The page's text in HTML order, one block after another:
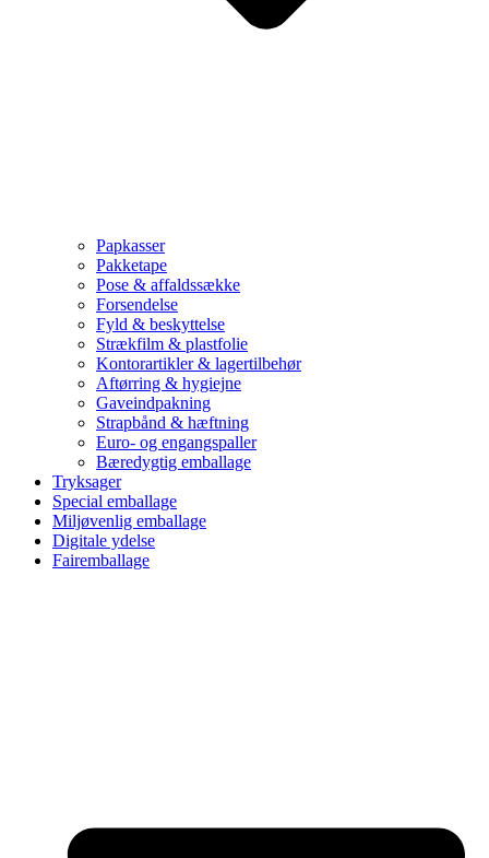
Papkasser
Pakketape
Pose & affaldssække
Forsendelse
Fyld & beskyttelse
Strækfilm & plastfolie
Kontorartikler & lagertilbehør
Aftørring & hygiejne
Gaveindpakning
Strapbånd & hæftning
Euro- og engangspaller
Bæredygtig emballage
Tryksager
Special emballage
Miljøvenlig emballage
Digitale ydelse
Fairemballage